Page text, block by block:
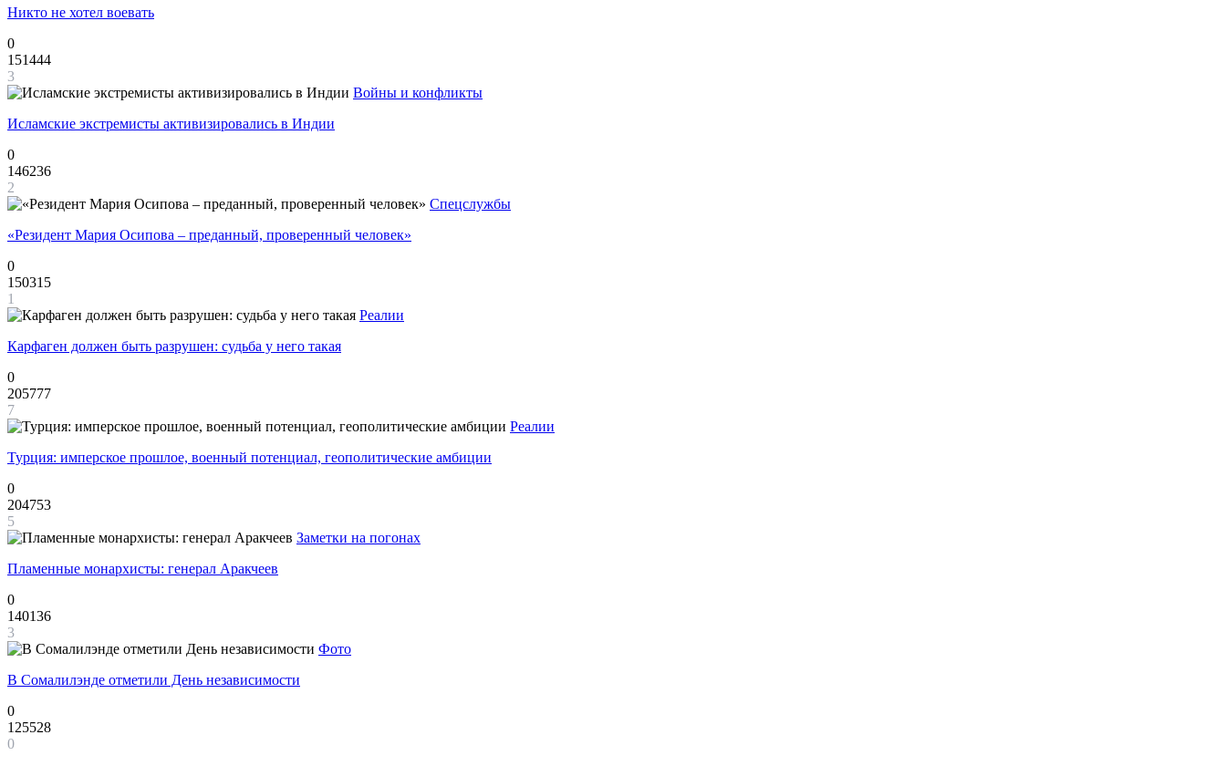
Никто не хотел воевать
0
151444
3
Войны и конфликты
Исламские экстремисты активизировались в Индии
0
146236
2
Спецслужбы
«Резидент Мария Осипова – преданный, проверенный человек»
0
150315
1
Реалии
Карфаген должен быть разрушен: судьба у него такая
0
205777
7
Реалии
Турция: имперское прошлое, военный потенциал, геополитические амбиции
0
204753
5
Заметки на погонах
Пламенные монархисты: генерал Аракчеев
0
140136
3
Фото
В Сомалилэнде отметили День независимости
0
125528
0